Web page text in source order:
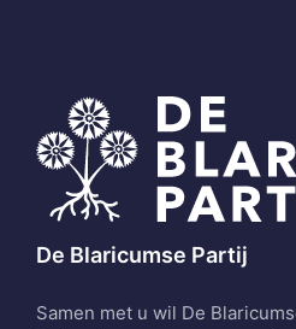
De Blaricumse Partij
Samen met u wil De